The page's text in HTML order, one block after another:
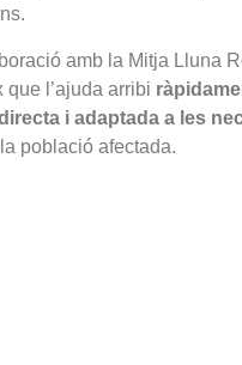
amb la Mitja Lluna
que l’ajuda arribi
i adaptada a les
població afectada.